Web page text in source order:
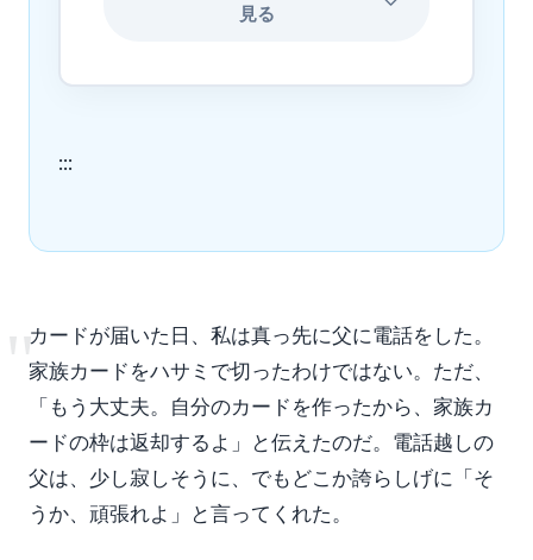
見る
:::
"カードが届いた日、私は真っ先に父に電話をした。
家族カードをハサミで切ったわけではない。ただ、
「もう大丈夫。自分のカードを作ったから、家族カ
ードの枠は返却するよ」と伝えたのだ。電話越しの
父は、少し寂しそうに、でもどこか誇らしげに「そ
うか、頑張れよ」と言ってくれた。